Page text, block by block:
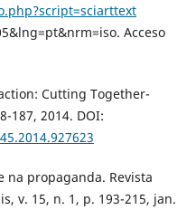
Acceso
Cutting Together-
187, 2014. DOI:
na propaganda. Revista
v. 15, n. 1, p. 193-215, jan.